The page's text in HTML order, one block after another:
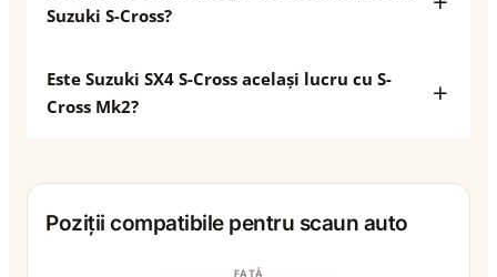
Suzuki S-Cross?
Este Suzuki SX4 S-Cross același lucru cu S-
Cross Mk2?
Poziții compatibile pentru scaun auto
FAȚĂ